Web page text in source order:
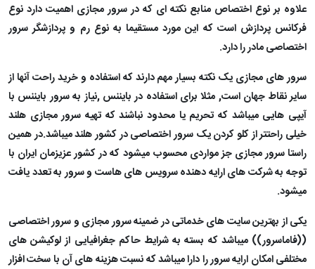
علاوه بر نوع اختصاص منابع نکته ای که در سرور مجازی اهمیت دارد نوع
فرکانس پردازش است که این مورد مستقیما به نوع رم و پردازشگر سرور
اختصاصی مادر را دارد.
سرور های مجازی یک نکته بسیار مهم دارند که استفاده و خرید راحت آنها از
سایر نقاط جهان است, مثلا برای استفاده در بایننس ,نیاز به سرور بایننس با
آیپی هایی میباشد که تحریم یا محدود نباشند که تهیه سرور مجازی هلند
خیلی راحتتر از کلو کردن یک سرور اختصاصی در کشور هلند میباشد.در همین
راستا سرور مجازی جز مواردی محسوب میشود که در کشور عزیزمان ایران با
توجه به شرکت های ارایه دهنده سرویس های هاست و سرور به تعدد یافت
میشود.
یکی از بهترین سایت های خدماتی در ضمینه سرور مجازی و سرور اختصاصی
((فاماسرور)) میباشد که بسته به شرایط حاکم جغرافیایی از لوکیشن های
مختلفی امکان ارایه سرور را دارا میباشد که نسبت هزینه های آن با سخت افزار